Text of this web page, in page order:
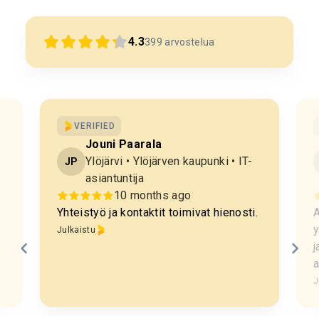
4.3399 arvostelua
VERIFIED
JP
Jouni Paarala
Ylöjärvi • Ylöjärven kaupunki • IT-
asiantuntija
10 months ago
Yhteistyö ja kontaktit toimivat hienosti.
Julkaistu